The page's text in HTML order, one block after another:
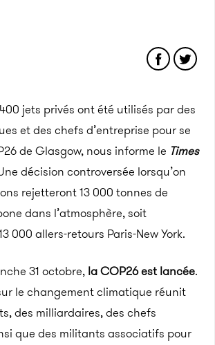
jets privés ont été utilisés par des
et des chefs d’entreprise pour se
de Glasgow, nous informe le Times
décision controversée lorsqu’on
rejetteront 13 000 tonnes de
dans l’atmosphère, soit
000 allers-retours Paris-New York.
31 octobre, la COP26 est lancée.
le changement climatique réunit
des milliardaires, des chefs
que des militants associatifs pour